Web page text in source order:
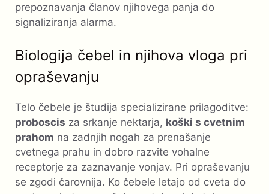
prepoznavanja članov njihovega panja do
signaliziranja alarma.
Biologija čebel in njihova vloga pri
opraševanju
Telo čebele je študija specializirane prilagoditve:
proboscis za srkanje nektarja, koški s cvetnim
prahom na zadnjih nogah za prenašanje
cvetnega prahu in dobro razvite vohalne
receptorje za zaznavanje vonjav. Pri opraševanju
se zgodi čarovnija. Ko čebele letajo od cveta do